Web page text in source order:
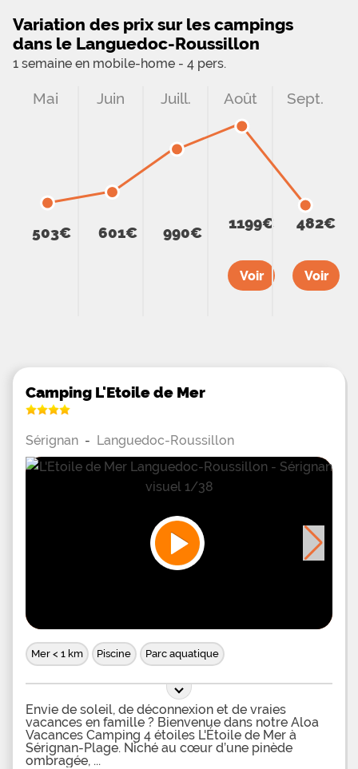
Variation des prix sur les campings
dans le Languedoc-Roussillon
1 semaine en mobile-home - 4 pers.
Mai
503€
Juin
601€
Juill.
990€
Août
1199€
Voir
Sept.
482€
Voir
Camping L'Etoile de Mer
Sérignan - Languedoc-Roussillon
Mer < 1 km Piscine Parc aquatique
Envie de soleil, de déconnexion et de vraies
vacances en famille ? Bienvenue dans notre Aloa
Vacances Camping 4 étoiles L'Étoile de Mer à
Sérignan-Plage. Niché au cœur d’une pinède
ombragée,